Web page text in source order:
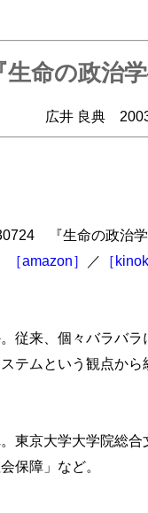
生命の政治
広井 良典
『生命の政治学
［amazon］ ／ ［
。従来、個々バラバ
テムという観点か
東京大学大学院総
保障」など。